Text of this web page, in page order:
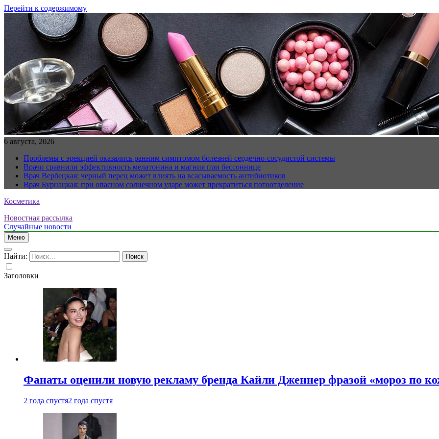
Перейти к содержимому
6 августа, 2026
Проблемы с эрекцией оказались ранним симптомом болезней сердечно-сосудистой системы
Врачи сравнили эффективность мелатонина и магния при бессоннице
Врач Вербецкая: черный перец может влиять на всасываемость антибиотиков
Врач Бурнацкая: при опасном солнечном ударе может прекратиться потоотделение
Косметика
Новостная рассылка
Случайные новости
Меню
Найти:
Заголовки
Фанаты оценили новую рекламу бренда Кайли Дженнер фразой «мороз по
2 года спустя2 года спустя